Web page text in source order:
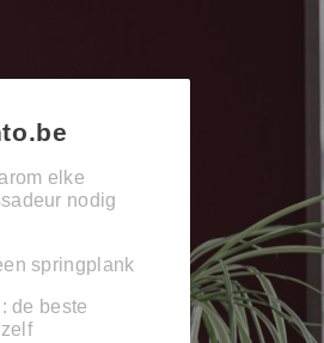
elke
nodig
springplank
de beste